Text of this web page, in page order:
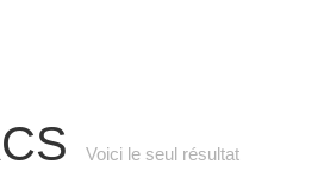
Voici le seul résultat